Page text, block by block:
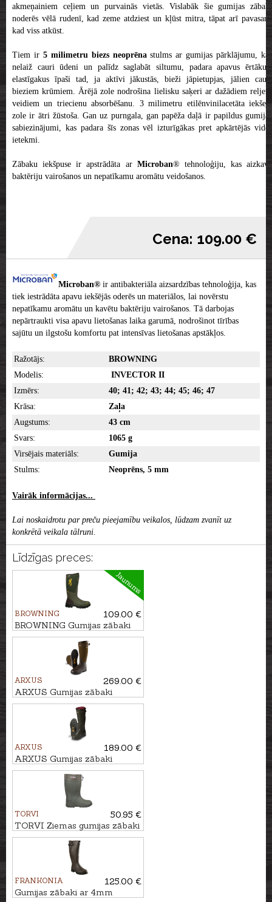
akmeņainiem ceļiem un purvainās vietās. Vislabāk šie gumijas zābaki
noderēs vēlā rudenī, kad zeme atdziest un kļūst mitra, tāpat arī pavasarī,
kad viss atkūst.
Tiem ir5 milimetru biezs neoprēnastulms ar gumijas pārklājumu, kas
nelaiž cauri ūdeni un palīdz saglabāt siltumu, padara apavus ērtākus,
elastīgakus īpaši tad, ja aktīvi jākustās, bieži jāpietupjas, jālien cauri
bieziem krūmiem. Ārējā zole nodrošina lielisku saķeri ar dažādiem reljefa
veidiem un triecienu absorbēšanu. 3 milimetru etilēnvinilacetāta iekšejā
zole ir ātri žūstoša. Gan uz purngala, gan papēža daļā ir papildus gumijas
sabiezinājumi, kas padara šīs zonas vēl izturīgākas pret apkārtējās vides
ietekmi.
Zābaku iekšpuse ir apstrādāta ar Microban® tehnoloģiju, kas aizkavē
baktēriju vairošanos un nepatīkamu aromātu veidošanos.
Cena: 109.00 €
Microban® ir antibakteriāla aizsardzības tehnoloģija, kas
tiek iestrādāta apavu iekšējās oderēs un materiālos, lai novērstu
nepatīkamu aromātu un kavētu baktēriju vairošanos. Tā darbojas
nepārtraukti visa apavu lietošanas laika garumā, nodrošinot tīrības
sajūtu un ilgstošu komfortu pat intensīvas lietošanas apstākļos.
Ražotājs:
BROWNING
Modelis:
INVECTOR II
Izmērs:
40; 41; 42; 43; 44; 45; 46; 47
Krāsa:
Zaļa
Augstums:
43 cm
Svars:
1065 g
Virsējais materiāls:
Gumija
Stulms:
Neoprēns, 5 mm
Vairāk informācijas...
Lai noskaidrotu par preču pieejamību veikalos, lūdzam zvanīt uz
konkrētā veikala tālruni.
Līdzīgas preces:
Jaunums
BROWNING
109.00 €
BROWNING Gumijas zābaki
INVECTOR II
ARXUS
269.00 €
ARXUS Gumijas zābaki
PRIMO NORD LW
ARXUS
189.00 €
ARXUS Gumijas zābaki
PIONEER NORD
TORVI
50.95 €
TORVI Ziemas gumijas zābaki
T-45 °C
FRANKONIA
125.00 €
Gumijas zābaki ar 4mm